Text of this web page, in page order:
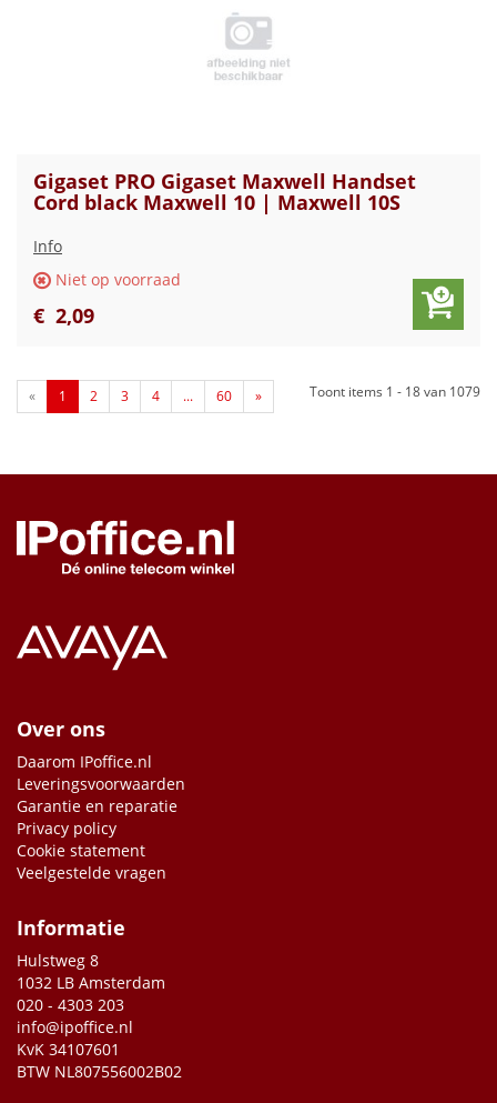
Gigaset PRO Gigaset Maxwell Handset
Cord black Maxwell 10 | Maxwell 10S
Info
Niet op voorraad
€ 2,09
Toont items 1 - 18van 1079
« 1 2 3 4 ... 60 »
Over ons
Daarom IPoffice.nl
Leveringsvoorwaarden
Garantie en reparatie
Privacy policy
Cookie statement
Veelgestelde vragen
Informatie
Hulstweg 8
1032 LB Amsterdam
020 - 4303 203
info@ipoffice.nl
KvK 34107601
BTW NL807556002B02